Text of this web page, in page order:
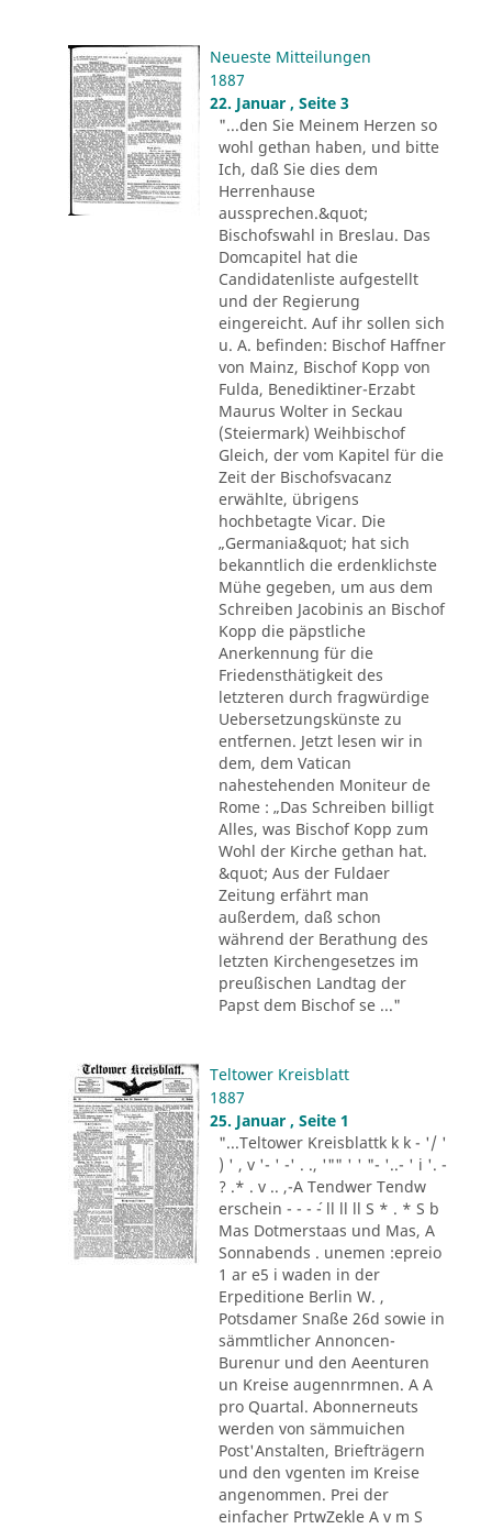
Neueste Mitteilungen
1887
22. Januar , Seite 3
"...den Sie Meinem Herzen so
wohl gethan haben, und bitte
Ich, daß Sie dies dem
Herrenhause
aussprechen.&quot;
Bischofswahl in Breslau. Das
Domcapitel hat die
Candidatenliste aufgestellt
und der Regierung
eingereicht. Auf ihr sollen sich
u. A. befinden: Bischof Haffner
von Mainz, Bischof Kopp von
Fulda, Benediktiner-Erzabt
Maurus Wolter in Seckau
(Steiermark) Weihbischof
Gleich, der vom Kapitel für die
Zeit der Bischofsvacanz
erwählte, übrigens
hochbetagte Vicar. Die
„Germania&quot; hat sich
bekanntlich die erdenklichste
Mühe gegeben, um aus dem
Schreiben Jacobinis an Bischof
Kopp die päpstliche
Anerkennung für die
Friedensthätigkeit des
letzteren durch fragwürdige
Uebersetzungskünste zu
entfernen. Jetzt lesen wir in
dem, dem Vatican
nahestehenden Moniteur de
Rome : „Das Schreiben billigt
Alles, was Bischof Kopp zum
Wohl der Kirche gethan hat.
&quot; Aus der Fuldaer
Zeitung erfährt man
außerdem, daß schon
während der Berathung des
letzten Kirchengesetzes im
preußischen Landtag der
Papst dem Bischof se ..."
Teltower Kreisblatt
1887
25. Januar , Seite 1
"...Teltower Kreisblattk k k - '/ '
) ' , v '- ' -' . ., '"" ' ' "- '..- ' i '. -
? .* . v .. ,-A Tendwer Tendw
erschein - - - ´- ll ll ll S * . * S b
Mas Dotmerstaas und Mas, A
Sonnabends . unemen :epreio
1 ar e5 i waden in der
Erpeditione Berlin W. ,
Potsdamer Snaße 26d sowie in
sämmtlicher Annoncen-
Burenur und den Aeenturen
un Kreise augennrmnen. A A
pro Quartal. Abonnerneuts
werden von sämmuichen
Post'Anstalten, Briefträgern
und den vgenten im Kreise
angenommen. Prei der
einfacher PrtwZekle A v m S